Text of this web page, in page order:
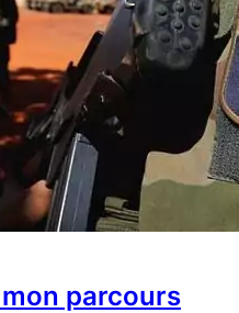
mon parcours